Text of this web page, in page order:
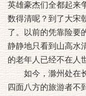
英雄豪杰们全都起来
数得清呢？到了大宋
了。以前的凭靠险要
静静地只看到山高水
的老年人已经不在人
如今，滁州处在长
四面八方的旅游者不